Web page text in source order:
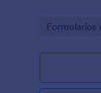
Go to
Formularios